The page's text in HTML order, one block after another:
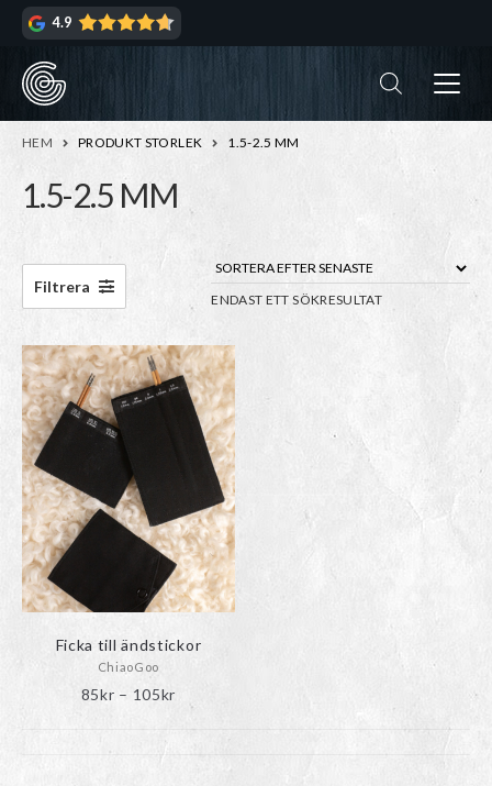
Hoppa
navigering
Hoppa
innehåll
4.9
HEM PRODUKT STORLEK 1.5-2.5 MM
1.5-2.5 MM
ENDAST ETT SÖKRESULTAT
Filtrera
Ficka till ändstickor
ChiaoGoo
85kr – 105kr
Den
här
produkten
De
olika
alternativen
väljas
på